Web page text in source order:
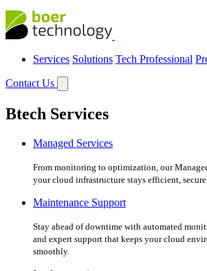
Services Solutions Tech Professional
Contact Us
Btech Services
Managed Services
From monitoring to optimization, our
your cloud infrastructure stays efficient,
Maintenance Support
Stay ahead of downtime with automated
and expert support that keeps your cloud
smoothly.